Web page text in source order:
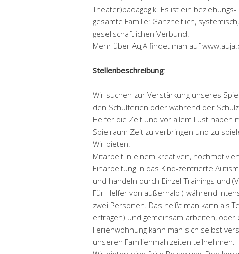
Theater)pädagogik. Es ist ein
gesamte Familie: Ganzheitlich,
gesellschaftlichen Verbund.
Mehr über AuJA findet man auf
Stellenbeschreibung:
Wir suchen zur Verstärkung unseres
den Schulferien oder während der
Helfer die Zeit und vor allem Lust haben
Spielraum Zeit zu verbringen und zu
Wir bieten:
Mitarbeit in einem kreativen,
Einarbeitung in das Kind-zentrierte
und handeln durch Einzel-Trainings und
Für Helfer von außerhalb ( während
zwei Personen. Das heißt man kann als
erfragen) und gemeinsam arbeiten, oder
Ferienwohnung kann man sich selbst
unseren Familienmahlzeiten teilnehmen.